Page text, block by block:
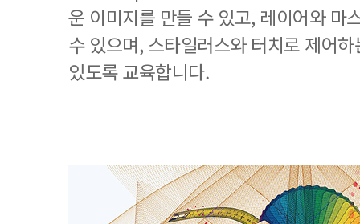
운 이미지를 만들 수 있고, 레이어와 마
수 있으며, 스타일러스와 터치로 제어
있도록 교육합니다.